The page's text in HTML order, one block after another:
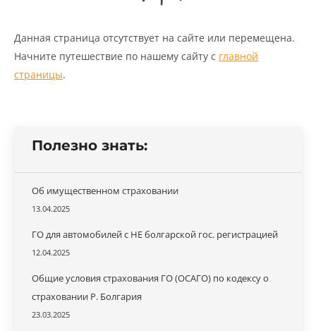
Данная страница отсутствует на сайте или перемещена.
Начните путешествие по нашему сайту с главной
страницы.
Полезно знать:
Об имущественном страховании
13.04.2025
ГО для автомобилей с НЕ болгарской гос. регистрацией
12.04.2025
Общие условия страхования ГО (ОСАГО) по кодексу о
страховании Р. Болгария
23.03.2025